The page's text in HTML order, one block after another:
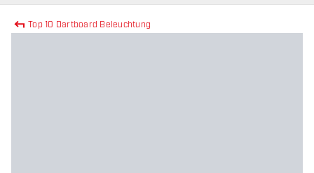
Top 10 Dartboard Beleuchtung